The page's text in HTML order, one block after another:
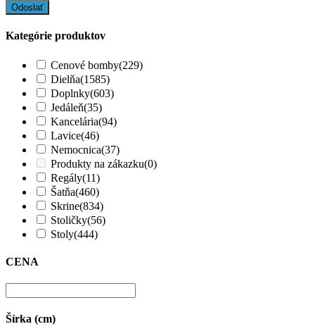
Kategórie produktov
Cenové bomby(229)
Dielňa(1585)
Doplnky(603)
Jedáleň(35)
Kancelária(94)
Lavice(46)
Nemocnica(37)
Produkty na zákazku(0)
Regály(11)
Šatňa(460)
Skrine(834)
Stoličky(56)
Stoly(444)
CENA
Šírka (cm)